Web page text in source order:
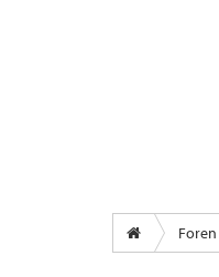
Foren